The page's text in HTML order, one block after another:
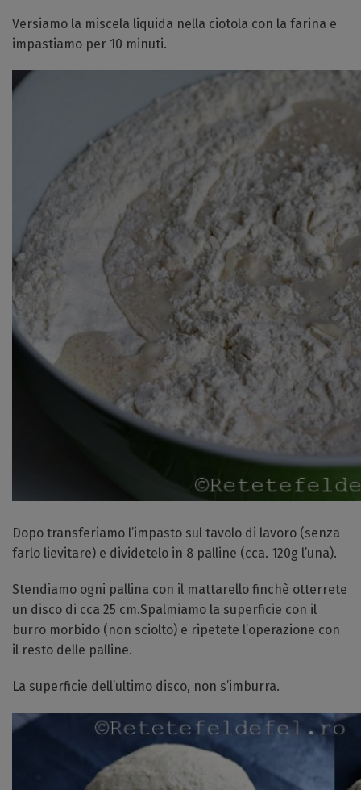
Versiamo la miscela liquida nella ciotola con la farina e
impastiamo per 10 minuti.
Dopo transferiamo l’impasto sul tavolo di lavoro (senza
farlo lievitare) e dividetelo in 8 palline (cca. 120g l’una).
Stendiamo ogni pallina con il mattarello finchè otterrete
un disco di cca 25 cm.Spalmiamo la superficie con il
burro morbido (non sciolto) e ripetete l’operazione con
il resto delle palline.
La superficie dell’ultimo disco, non s’imburra.